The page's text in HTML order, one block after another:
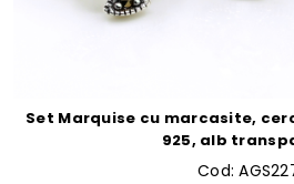
Set Marquise cu marcasite,
925, alb
Cod: